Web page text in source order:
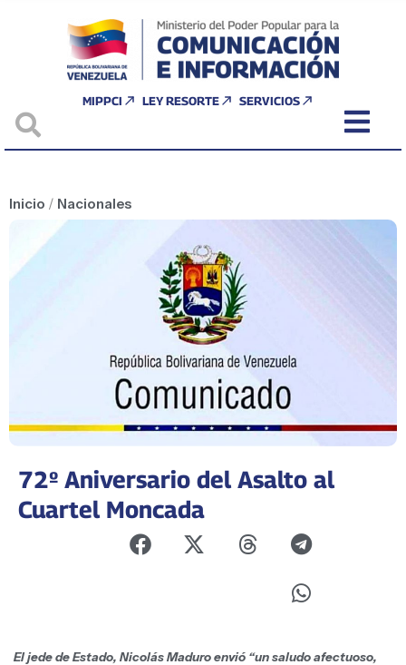
MIPPCI LEY RESORTE SERVICIOS
Inicio / Nacionales
72º Aniversario del Asalto al
Cuartel Moncada
El jede de Estado, Nicolás Maduro envió “un saludo afectuoso,